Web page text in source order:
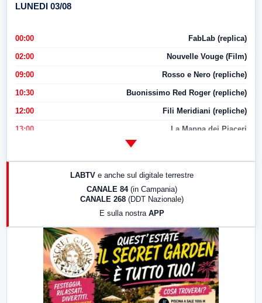
LUNEDI 03/08
00:00 FabLab (replica)
02:00 Nouvelle Vouge (Film)
09:00 Rosso e Nero (repliche)
10:30 Buonissimo Red Roger (repliche)
12:00 Fili Meridiani (repliche)
13:00 La Mappa dei Piaceri
LabNews (replica)
LABTV e anche sul digitale terrestre
CANALE 84 (in Campania)
CANALE 268 (DDT Nazionale)
E sulla nostra APP